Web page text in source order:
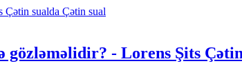
Çətin sual
gözləməlidir? - Lorens Şits